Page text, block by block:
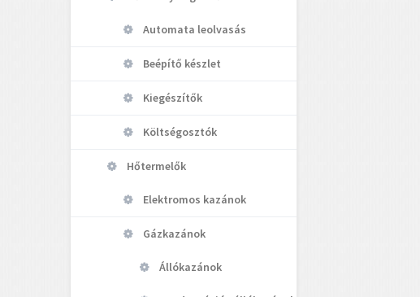
Automata leolvasás
Beépítő készlet
Kiegészítők
Költségosztók
Hőtermelők
Elektromos kazánok
Gázkazánok
Állókazánok